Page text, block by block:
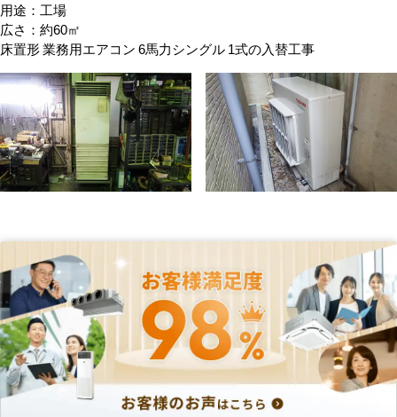
用途：工場
広さ：約60㎡
床置形 業務用エアコン 6馬力シングル 1式の入替工事